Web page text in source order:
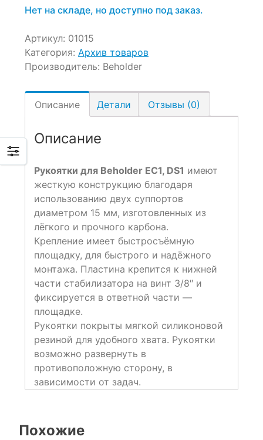
6,990 ₽.
Нет на складе, но доступно под заказ.
Артикул: 01015
Категория: Архив товаров
Производитель: Beholder
Описание Детали Отзывы (0)
Описание
Рукоятки для Beholder EC1, DS1 имеют
жесткую конструкцию благодаря
использованию двух суппортов
диаметром 15 мм, изготовленных из
лёгкого и прочного карбона.
Крепление имеет быстросъёмную
площадку, для быстрого и надёжного
монтажа. Пластина крепится к нижней
части стабилизатора на винт 3/8″ и
фиксируется в ответной части —
площадке.
Рукоятки покрыты мягкой силиконовой
резиной для удобного хвата. Рукоятки
возможно развернуть в
противоположную сторону, в
зависимости от задач.
Похожие